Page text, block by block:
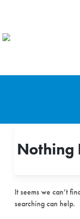
Nothing
It seems we can’t
searching can help.